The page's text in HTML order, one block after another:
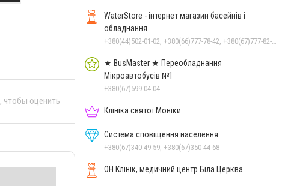
, чтобы оценить
WaterStore - інтернет магазин басейнів і
обладнання
★ BusMaster ★ Переобладнання
Мікроавтобусів №1
+380(67)599-04-04
Клініка святої Моніки
Система сповіщення населення
+380(67)340-49-59, +380(67)350-44-68
ОН Клінік, медичний центр Біла Церква